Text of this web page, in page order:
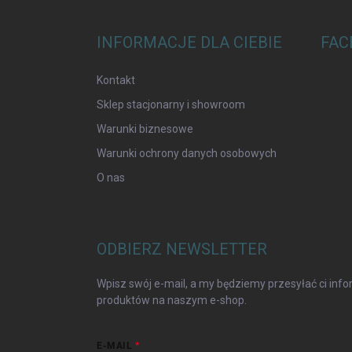
INFORMACJE DLA CIEBIE
Kontakt
Sklep stacjonarny i showroom
Warunki biznesowe
Warunki ochrony danych osobowych
O nas
ODBIERZ NEWSLETTER
Wpisz swój e-mail, a my będziemy przesyłać ci
produktów na naszym e-shop.
E-MAIL